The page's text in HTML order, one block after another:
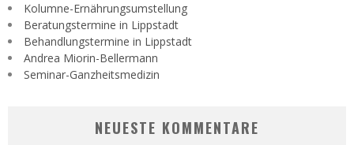
Kolumne-Ernährungsumstellung
Beratungstermine in Lippstadt
Behandlungstermine in Lippstadt
Andrea Miorin-Bellermann
Seminar-Ganzheitsmedizin
NEUESTE KOMMENTARE